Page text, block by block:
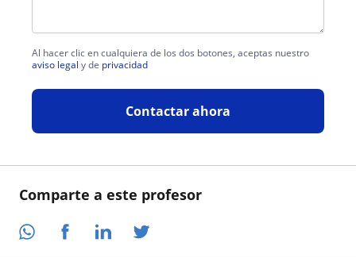
Comparte a este profesor
Al hacer clic en cualquiera de los dos botones, aceptas nuestro
aviso legal y de privacidad
Contactar ahora